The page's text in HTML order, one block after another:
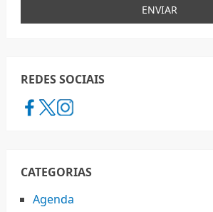
REDES SOCIAIS
CATEGORIAS
Agenda